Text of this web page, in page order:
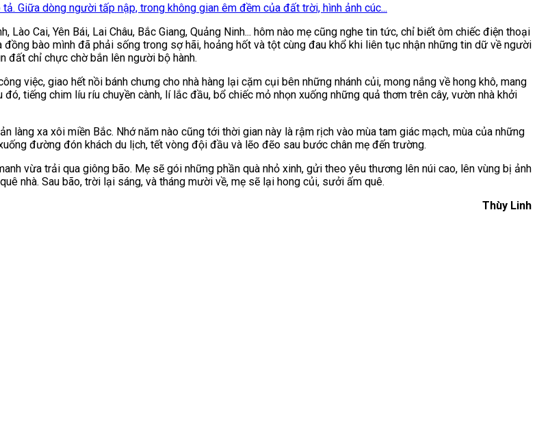
Giữa dòng người tấp nập, trong không gian êm đềm của đất trời, hình ảnh cúc...
Cai, Yên Bái, Lai Châu, Bắc Giang, Quảng Ninh... hôm nào mẹ cũng nghe tin tức, chỉ biết ôm chiếc điện thoại
bào mình đã phải sống trong sợ hãi, hoảng hốt và tột cùng đau khổ khi liên tục nhận những tin dữ về người
đất chỉ chực chờ bắn lên người bộ hành.
việc, giao hết nồi bánh chưng cho nhà hàng lại cặm cụi bên những nhánh củi, mong nắng về hong khô, mang
tiếng chim líu ríu chuyền cành, lí lắc đầu, bổ chiếc mỏ nhọn xuống những quả thơm trên cây, vườn nhà khởi
làng xa xôi miền Bắc. Nhớ năm nào cũng tới thời gian này là rậm rịch vào mùa tam giác mạch, mùa của những
đường đón khách du lịch, tết vòng đội đầu và lẽo đẽo sau bước chân mẹ đến trường.
vừa trải qua giông bão. Mẹ sẽ gói những phần quà nhỏ xinh, gửi theo yêu thương lên núi cao, lên vùng bị ảnh
nhà. Sau bão, trời lại sáng, và tháng mười về, mẹ sẽ lại hong củi, sưởi ấm quê.
Thùy Linh